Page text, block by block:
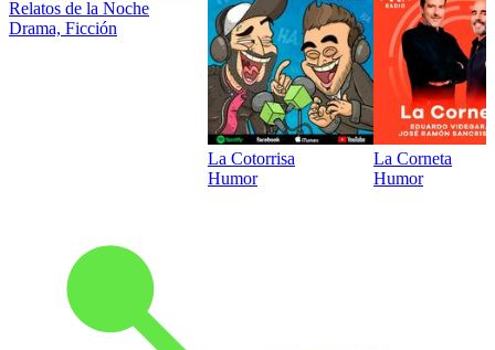
Relatos de la Noche
Drama, Ficción
La Cotorrisa
Humor
La Corneta
Humor